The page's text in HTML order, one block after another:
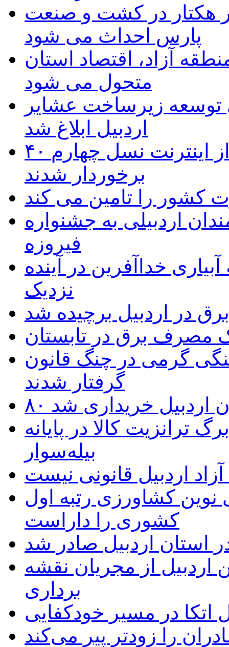
هکتار در کشت و صنعت
پارس احداث می شود
آزاد، اقتصاد استان
متحول می شود
برای توسعه زیرساخت عشایر
اردبیل ابلاغ شد
۴۰ روستای شهرستان گِرمی از اینترنت نسل چهارم
برخوردار شدند
به۵۰ اثر هنرمندان اردبیلی به جشنواره
فیروزه
خداآفرین در آینده
نزدیک
مصرف برق در تابستان
گرمی در چنگ قانون
گرفتار شدند
اردبیل خریداری شد
کالا در پایانه
بیله‌سوار
اردبیل قانونی نیست
نوین کشاورزی رتبه اول
کشوری را داراست
استان اردبیل صادر شد
از مجریان نقشه
برداری
در مسیر خودکفایی
را زودتر پیر می‌کند